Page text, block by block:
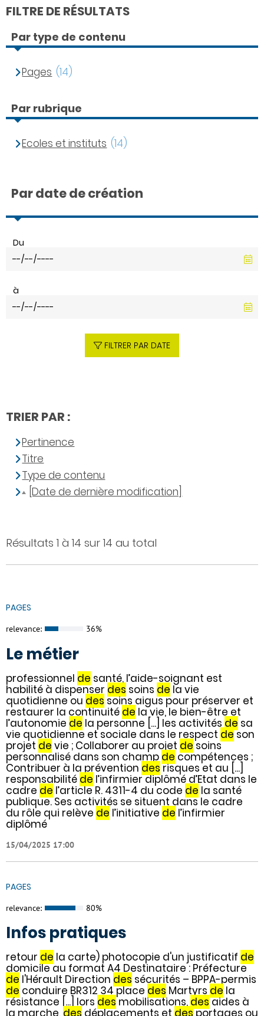
Résultats 1 à 14 sur 14 au total
PAGES
relevance: 36%
Le métier
professionnel de santé, l’aide-soignant est
habilité à dispenser des soins de la vie
quotidienne ou des soins aigus pour préserver et
restaurer la continuité de la vie, le bien-être et
l’autonomie de la personne [...] les activités de sa
vie quotidienne et sociale dans le respect deson
projet de vie ; Collaborer au projet desoins
personnalisé dans son champ de compétences ;
Contribuer à la prévention desrisques et au [...]
responsabilité de l’infirmier diplômé d’Etat dans le
cadre de l’article R. 4311-4 du code de la santé
publique. Ses activités se situent dans le cadre
du rôle qui relève de l’initiative de l’infirmier
diplômé
15/04/2025 17:00
PAGES
relevance: 80%
Infos pratiques
retour de la carte) photocopie d'un justificatif de
domicile au format A4 Destinataire : Préfecture
de l'Hérault Direction des sécurités – BPPA-permis
de conduire BR312 34 place des Martyrs de la
résistance [...] lors desmobilisations, desaides à
la marche, des déplacements et desportages ou
FILTRE DE RÉSULTATS
Par type de contenu
Pages (14)
Par rubrique
Ecoles et instituts (14)
Par date de création
Du
à
FILTRER PAR DATE
TRIER PAR :
Pertinence
Titre
Type de contenu
[Date de dernière modification]